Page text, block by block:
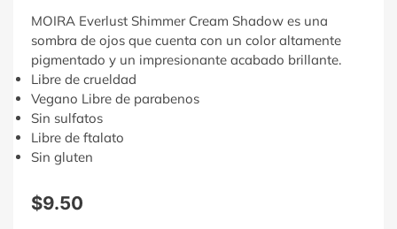
MOIRA Everlust Shimmer Cream Shadow es una
sombra de ojos que cuenta con un color altamente
pigmentado y un impresionante acabado brillante.
Libre de crueldad
Vegano Libre de parabenos
Sin sulfatos
Libre de ftalato
Sin gluten
$9.50